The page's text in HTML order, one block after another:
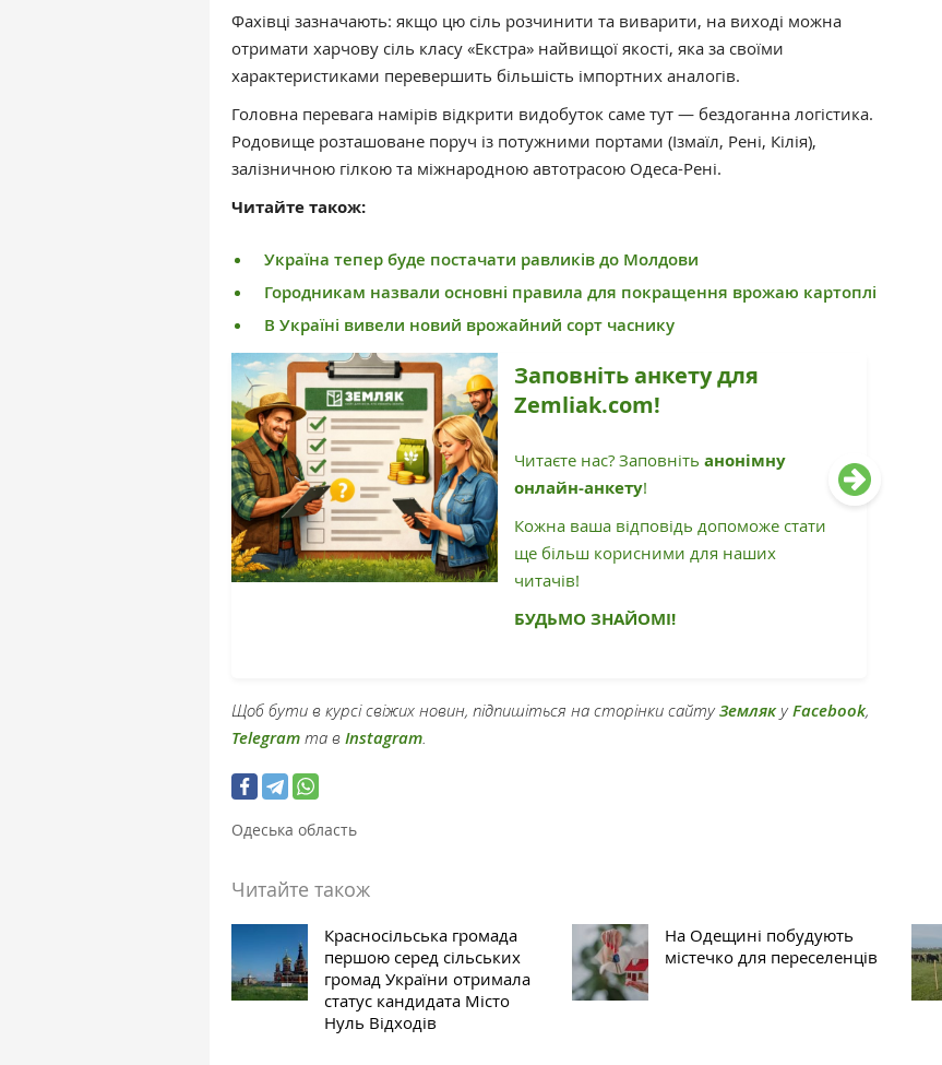
Фахівці зазначають: якщо цю сіль розчинити та виварити, на виході можна
отримати харчову сіль класу «Екстра» найвищої якості, яка за своїми
характеристиками перевершить більшість імпортних аналогів.
Головна перевага намірів відкрити видобуток саме тут — бездоганна логістика.
Родовище розташоване поруч із потужними портами (Ізмаїл, Рені, Кілія),
залізничною гілкою та міжнародною автотрасою Одеса-Рені.
Читайте також:
Україна тепер буде постачати равликів до Молдови
Городникам назвали основні правила для покращення врожаю картоплі
В Україні вивели новий врожайний сорт часнику
Заповніть анкету для
Zemliak.com!
Читаєте нас? Заповнітьанонімну
онлайн-анкету!
Кожна ваша відповідь допоможе стати
ще більш корисними для наших
читачів!
БУДЬМО ЗНАЙОМІ!
Щоб бути в курсі свіжих новин, підпишіться на сторінки сайтуЗемлякуFacebook,
Telegram та в Instagram.
Одеська область
Читайте також
Красносільська громада
першою серед сільських
громад України отримала
статус кандидата Місто
Нуль Відходів
На Одещині побудують
містечко для переселенців